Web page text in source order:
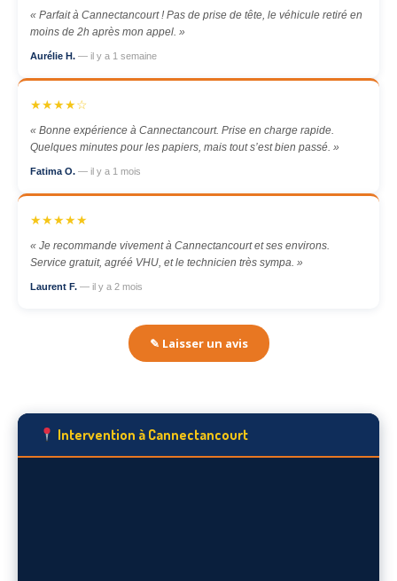
« Parfait à Cannectancourt ! Pas de prise de tête, le véhicule retiré en
moins de 2h après mon appel. »
Aurélie H. — il y a 1 semaine
★★★★☆
« Bonne expérience à Cannectancourt. Prise en charge rapide.
Quelques minutes pour les papiers, mais tout s’est bien passé. »
Fatima O. — il y a 1 mois
★★★★★
« Je recommande vivement à Cannectancourt et ses environs.
Service gratuit, agréé VHU, et le technicien très sympa. »
Laurent F. — il y a 2 mois
✎ Laisser un avis
Intervention à Cannectancourt